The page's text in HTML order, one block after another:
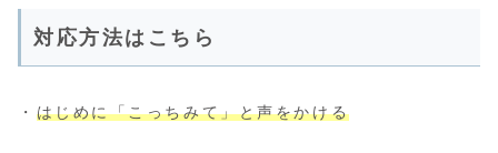
対応方法はこちら
・ はじめに「こっちみて」と声をかける